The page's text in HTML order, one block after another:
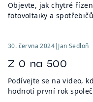
Objevte, jak chytré
fotovoltaiky a
30. června 2024| Jan Sedloň
Z 0 na 500
Podívejte se na video,
hodnotí první rok